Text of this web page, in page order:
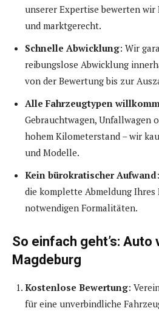
unserer Expertise bewerten
und marktgerecht.
Schnelle Abwicklung: Wir
reibungslose Abwicklung
von der Bewertung bis zur
Alle Fahrzeugtypen
Gebrauchtwagen, Unfallwagen
hohem Kilometerstand – wir
und Modelle.
Kein bürokratischer Aufwand
die komplette Abmeldung Ihres
notwendigen Formalitäten.
So einfach geht’s: Auto
Magdeburg
Kostenlose Bewertung:
für eine unverbindliche